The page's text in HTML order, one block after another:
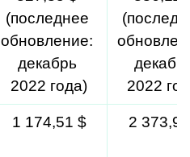
(последнее
обновление:
декабрь
2022 года)
2022
1 174,51 $ 2